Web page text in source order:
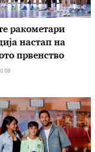
ракометари
настап на
првенство